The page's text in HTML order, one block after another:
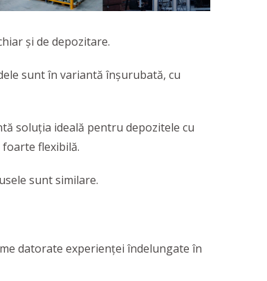
şi de depozitare.
sunt în variantă înșurubată, cu
soluția ideală pentru depozitele cu
flexibilă.
sunt similare.
datorate experienței îndelungate în